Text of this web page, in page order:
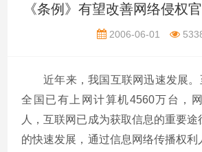
《条例》有望改善网络侵权
2006-06-01
近年来，我国互联网迅速发展。
全国已有上网计算机4560万台，
人，互联网已成为获取信息的重要
的快速发展，通过信息网络传播权